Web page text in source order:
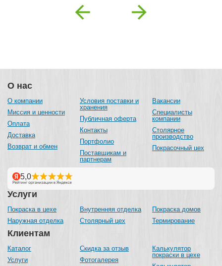
Previous Next
О нас
О компании
Миссия и ценности
Оплата
Доставка
Возврат и обмен
Условия поставки и
хранения
Публичная оферта
Контакты
Портфолио
Поставщикам и
партнерам
Вакансии
Специалисты
компании
Столярное
производство
Покрасочный цех
Услуги
Покраска в цехе
Наружная отделка
Внутренняя отделка
Столярный цех
Покраска домов
Термирование
Клиентам
Каталог
Услуги
Скидка за отзыв
Фотогалерея
Калькулятор
покраски в цехе